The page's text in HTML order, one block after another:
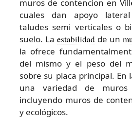
muros de contencion en
cuales dan apoyo
taludes semi verticales o
suelo. La estabilidad de un
la ofrece
del mismo y el peso del
sobre su placa principal. En
una variedad de muros
incluyendo muros de
y ecológicos.